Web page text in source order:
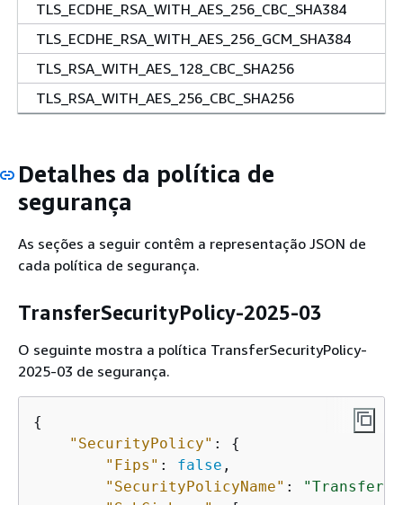
TLS_ECDHE_RSA_WITH_AES_256_CBC_SHA384
TLS_ECDHE_RSA_WITH_AES_256_GCM_SHA384
TLS_RSA_WITH_AES_128_CBC_SHA256
TLS_RSA_WITH_AES_256_CBC_SHA256
Detalhes da política de
segurança
As seções a seguir contêm a representação JSON de
cada política de segurança.
TransferSecurityPolicy-2025-03
O seguinte mostra a política TransferSecurityPolicy-
2025-03 de segurança.
{
"SecurityPolicy" : {
"Fips" : false ,
"SecurityPolicyName" :